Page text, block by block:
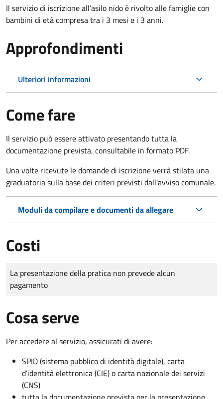
Il servizio di iscrizione all’asilo nido è rivolto alle famiglie con
bambini di età compresa tra i 3 mesi e i 3 anni.
Approfondimenti
Ulteriori informazioni
Come fare
Il servizio può essere attivato presentando tutta la
documentazione prevista, consultabile in formato PDF.
Una volte ricevute le domande di iscrizione verrà stilata una
graduatoria sulla base dei criteri previsti dall'avviso comunale.
Moduli da compilare e documenti da allegare
Costi
Tipo di pagamento
Importo
La presentazione della pratica non prevede alcun
pagamento
Cosa serve
Per accedere al servizio, assicurati di avere:
SPID (sistema pubblico di identità digitale), carta
d’identità elettronica (CIE) o carta nazionale dei servizi
(CNS)